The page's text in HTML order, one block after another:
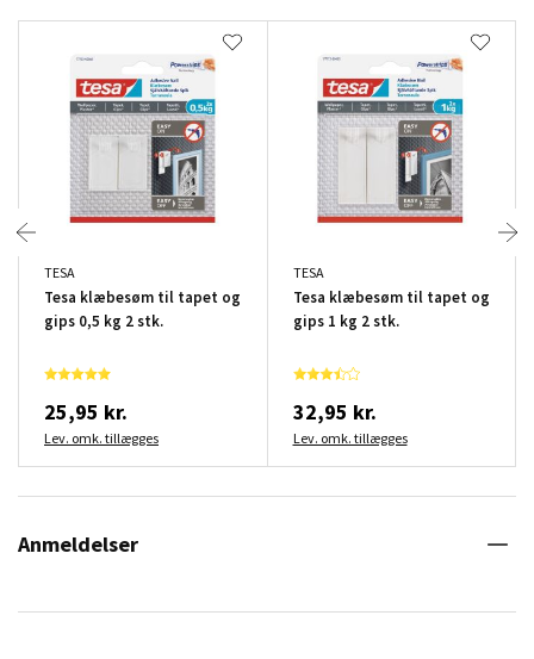
TESA
Tesa klæbesøm til tapet og
gips 0,5 kg 2 stk.
25,95 kr.
Lev. omk. tillægges
TESA
Tesa klæbesøm til tapet og
gips 1 kg 2 stk.
32,95 kr.
Lev. omk. tillægges
Anmeldelser